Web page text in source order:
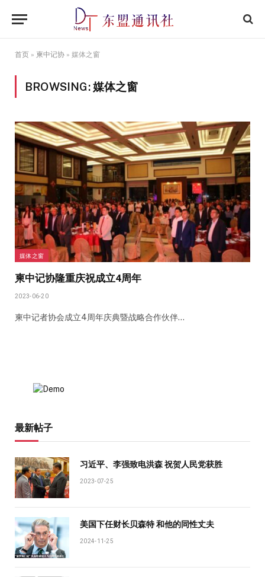
首页 » 柬中记协 » 媒体之窗
BROWSING:媒体之窗
媒体之窗
柬中记协隆重庆祝成立4周年
2023-06-20
柬中记者协会成立4周年庆典暨战略合作伙伴…
最新帖子
习近平、李强致电洪森 祝贺人民党获胜
2023-07-25
美国下任财长贝森特 和他的同性丈夫
2024-11-25